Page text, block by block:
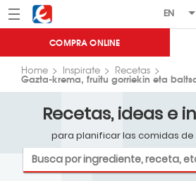
Menú Eroski
COMPRA ONLINE
Home Inspirate Recetas
Gazta-krema, fruitu gorriekin eta
Recetas, ideas e
para planificar las comidas